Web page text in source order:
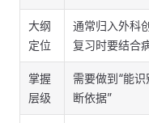
大纲
定位
通常归入外科
复习时要结合
掌握
层级
需要做到“能
断依据”